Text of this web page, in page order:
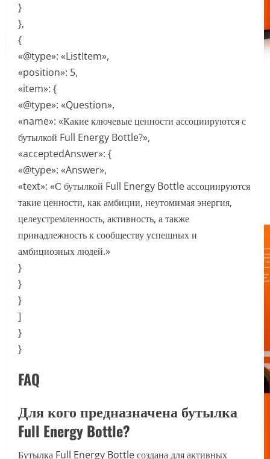
}
},
{
«@type»: «ListItem»,
«position»: 5,
«item»: {
«@type»: «Question»,
«name»: «Какие ключевые ценности ассоциируются с
бутылкой Full Energy Bottle?»,
«acceptedAnswer»: {
«@type»: «Answer»,
«text»: «С бутылкой Full Energy Bottle ассоциируются
такие ценности, как амбиции, неутомимая энергия,
целеустремленность, активность, а также
принадлежность к сообществу успешных и
амбициозных людей.»
}
}
}
]
}
}
FAQ
Для кого предназначена бутылка
Full Energy Bottle?
Бутылка Full Energy Bottle создана для активных